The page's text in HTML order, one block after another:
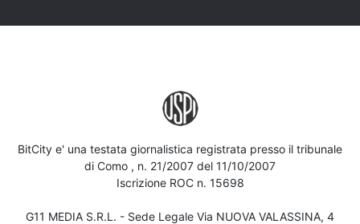
BitCity e' una testata giornalistica registrata presso il tribunale
di Como , n. 21/2007 del 11/10/2007
Iscrizione ROC n. 15698
G11 MEDIA S.R.L. - Sede Legale Via NUOVA VALASSINA, 4